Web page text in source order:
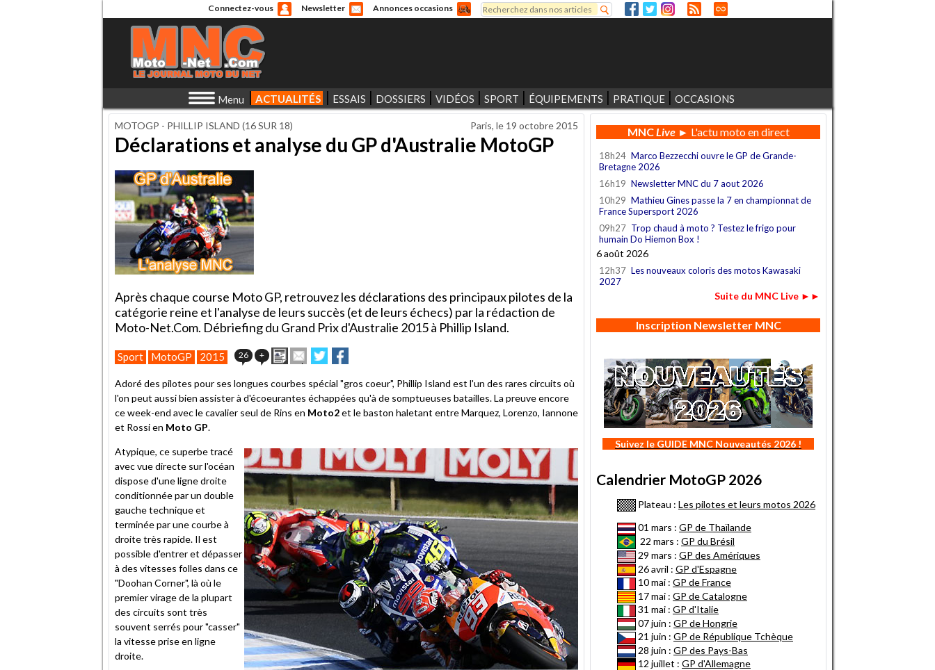
Connectez-vous Newsletter Annonces occasions
Formulaire de recherche
Rechercher
Menu ACTUALITÉS ESSAIS DOSSIERS VIDÉOS SPORT ÉQUIPEMENTS PRATIQUE OCCASIONS
MOTOGP - PHILLIP ISLAND (16 SUR 18) Paris, le 19 octobre 2015
Déclarations et analyse du GP d'Australie MotoGP
Après chaque course Moto GP, retrouvez les déclarations des principaux pilotes de la
catégorie reine et l'analyse de leurs succès (et de leurs échecs) par la rédaction de
Moto-Net.Com. Débriefing du Grand Prix d'Australie 2015 à Phillip Island.
Sport MotoGP 2015 26 + ImprimerEnvoyer
cet
à
un
ami
Partager
sur
sur
Adoré des pilotes pour ses longues courbes spécial "gros coeur", Phillip Island est l'un des rares circuits où
l'on peut aussi bien assister à d'écoeurantes échappées qu'à de somptueuses batailles. La preuve encore
ce week-end avec le cavalier seul de Rins en Moto2et le baston haletant entre Marquez, Lorenzo, Iannone
et Rossi en Moto GP.
Atypique, ce superbe tracé
avec vue directe sur l'océan
dispose d'une ligne droite
conditionnée par un double
gauche technique et
terminée par une courbe à
droite très rapide. Il est
possible d'entrer et dépasser
à des vitesses folles dans ce
"Doohan Corner", là où le
premier virage de la plupart
des circuits sont très
souvent serrés pour "casser"
la vitesse prise en ligne
droite.
MNCLive► L'actu moto en direct
18h24 Marco Bezzecchi ouvre le GP de Grande-
Bretagne 2026
16h19 Newsletter MNC du 7 aout 2026
10h29 Mathieu Gines passe la 7 en championnat de
France Supersport 2026
09h27 Trop chaud à moto ? Testez le frigo pour
humain Do Hiemon Box !
6 août 2026
12h37 Les nouveaux coloris des motos Kawasaki
2027
Suite du MNC Live ►►
Inscription Newsletter MNC
Suivez le GUIDE MNC Nouveautés 2026 !
Calendrier MotoGP 2026
Plateau : Les pilotes et leurs motos 2026
01 mars : GP de Thaïlande
22 mars : GP du Brésil
29 mars : GP des Amériques
26 avril : GP d'Espagne
10 mai : GP de France
17 mai : GP de Catalogne
31 mai : GP d'Italie
07 juin : GP de Hongrie
21 juin : GP de République Tchèque
28 juin : GP des Pays-Bas
12 juillet : GP d'Allemagne